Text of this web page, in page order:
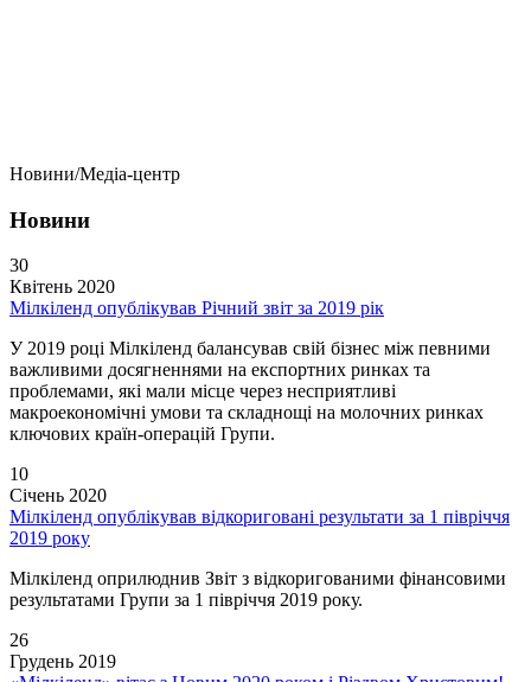
Новини/Медіа-центр
Новини
30
Квітень 2020
Мілкіленд опублікував Річний звіт за 2019 рік
У 2019 році Мілкіленд балансував свій бізнес між певними
важливими досягненнями на експортних ринках та
проблемами, які мали місце через несприятливі
макроекономічні умови та складнощі на молочних ринках
ключових країн-операцій Групи.
10
Січень 2020
Мілкіленд опублікував відкориговані результати за 1 півріччя
2019 року
Мілкіленд оприлюднив Звіт з відкоригованими фінансовими
результатами Групи за 1 півріччя 2019 року.
26
Грудень 2019